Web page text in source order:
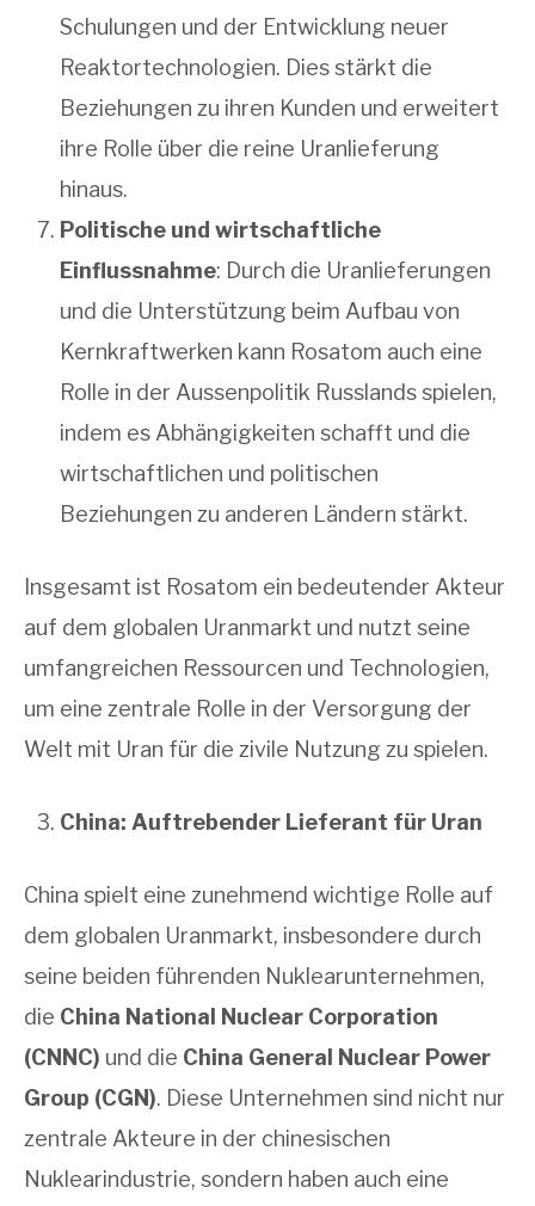
Schulungen und der Entwicklung neuer
Reaktortechnologien. Dies stärkt die
Beziehungen zu ihren Kunden und erweitert
ihre Rolle über die reine Uranlieferung
hinaus.
Politische und wirtschaftliche
Einflussnahme: Durch die Uranlieferungen
und die Unterstützung beim Aufbau von
Kernkraftwerken kann Rosatom auch eine
Rolle in der Aussenpolitik Russlands spielen,
indem es Abhängigkeiten schafft und die
wirtschaftlichen und politischen
Beziehungen zu anderen Ländern stärkt.
Insgesamt ist Rosatom ein bedeutender Akteur
auf dem globalen Uranmarkt und nutzt seine
umfangreichen Ressourcen und Technologien,
um eine zentrale Rolle in der Versorgung der
Welt mit Uran für die zivile Nutzung zu spielen.
China: Auftrebender Lieferant für Uran
China spielt eine zunehmend wichtige Rolle auf
dem globalen Uranmarkt, insbesondere durch
seine beiden führenden Nuklearunternehmen,
die China National Nuclear Corporation
(CNNC) und die China General Nuclear Power
Group (CGN). Diese Unternehmen sind nicht nur
zentrale Akteure in der chinesischen
Nuklearindustrie, sondern haben auch eine